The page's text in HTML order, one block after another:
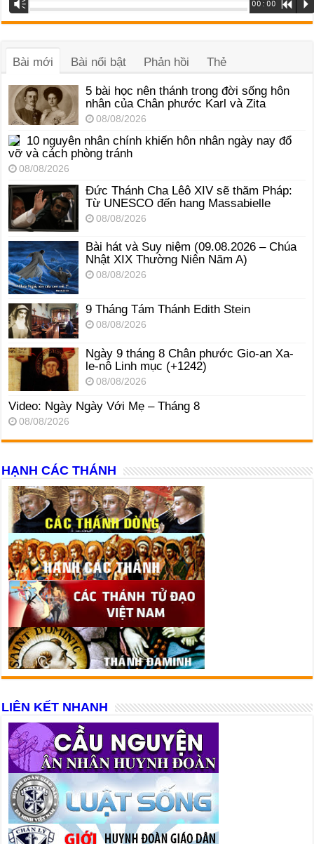
phát
Vm 00:00 R P
Bài mới Bài nổi bật Phản hồi Thẻ
5 bài học nên thánh trong đời sống hôn
nhân của Chân phước Karl và Zita
08/08/2026
10 nguyên nhân chính khiến hôn nhân ngày nay đổ
vỡ và cách phòng tránh
08/08/2026
Đức Thánh Cha Lêô XIV sẽ thăm Pháp:
Từ UNESCO đến hang Massabielle
08/08/2026
Bài hát và Suy niệm (09.08.2026 – Chúa
Nhật XIX Thường Niên Năm A)
08/08/2026
9 Tháng Tám Thánh Edith Stein
08/08/2026
Ngày 9 tháng 8 Chân phước Gio-an Xa-
le-nô Linh mục (+1242)
08/08/2026
Video: Ngày Ngày Với Mẹ – Tháng 8
08/08/2026
HẠNH CÁC THÁNH
LIÊN KẾT NHANH